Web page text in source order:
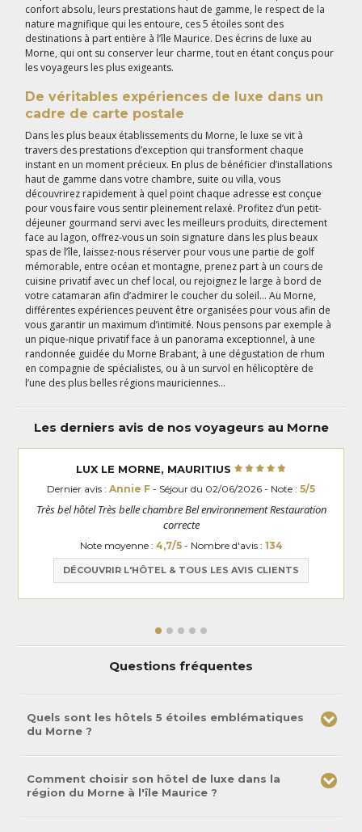
confort absolu, leurs prestations haut de gamme, le respect de la
nature magnifique qui les entoure, ces 5 étoiles sont des
destinations à part entière à l’île Maurice. Des écrins de luxe au
Morne, qui ont su conserver leur charme, tout en étant conçus pour
les voyageurs les plus exigeants.
De véritables expériences de luxe dans un
cadre de carte postale
Dans les plus beaux établissements du Morne, le luxe se vit à
travers des prestations d’exception qui transforment chaque
instant en un moment précieux. En plus de bénéficier d’installations
haut de gamme dans votre chambre, suite ou villa, vous
découvrirez rapidement à quel point chaque adresse est conçue
pour vous faire vous sentir pleinement relaxé. Profitez d’un petit-
déjeuner gourmand servi avec les meilleurs produits, directement
face au lagon, offrez-vous un soin signature dans les plus beaux
spas de l’île, laissez-nous réserver pour vous une partie de golf
mémorable, entre océan et montagne, prenez part à un cours de
cuisine privatif avec un chef local, ou rejoignez le large à bord de
votre catamaran afin d’admirer le coucher du soleil… Au Morne,
différentes expériences peuvent être organisées pour vous afin de
vous garantir un maximum d’intimité. Nous pensons par exemple à
un pique-nique privatif face à un panorama exceptionnel, à une
randonnée guidée du Morne Brabant, à une dégustation de rhum
en compagnie de spécialistes, ou à un survol en hélicoptère de
l’une des plus belles régions mauriciennes…
Les derniers avis de nos voyageurs au Morne
LUX LE MORNE, MAURITIUS
Dernier avis : Annie F - Séjour du 02/06/2026 - Note : 5/5
Très bel hôtel Très belle chambre Bel environnement Restauration
correcte
Note moyenne : 4,7/5- Nombre d'avis : 134
DÉCOUVRIR L'HÔTEL & TOUS LES AVIS CLIENTS
Questions fréquentes
Quels sont les hôtels 5 étoiles emblématiques
du Morne ?
Comment choisir son hôtel de luxe dans la
région du Morne à l'île Maurice ?